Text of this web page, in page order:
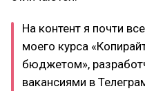
На контент я почти
моего курса
бюджетом»,
вакансиями в